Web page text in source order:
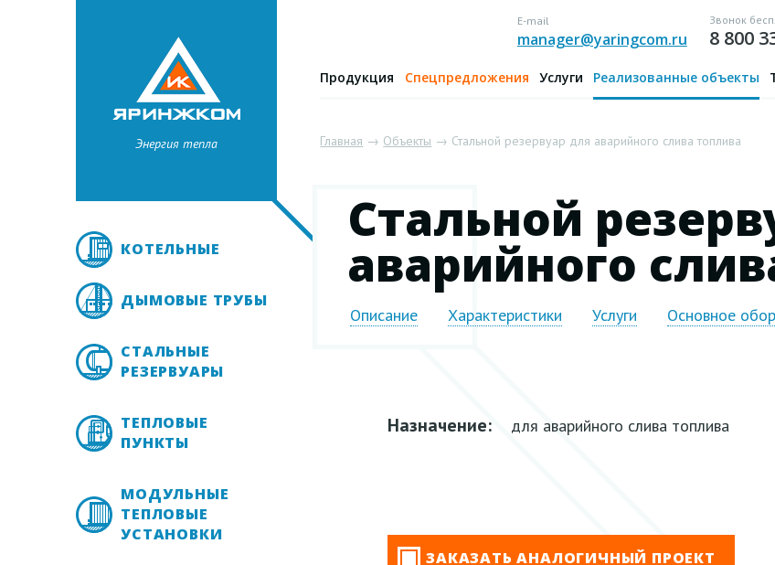
Энергия тепла
E-mail
manager@yaringcom.ru
Звонок
8 800
Продукция Спецпредложения Услуги Реализованные объекты
КОТЕЛЬНЫЕ
ДЫМОВЫЕ ТРУБЫ
СТАЛЬНЫЕ
РЕЗЕРВУАРЫ
ТЕПЛОВЫЕ
ПУНКТЫ
МОДУЛЬНЫЕ
ТЕПЛОВЫЕ
УСТАНОВКИ
Главная → Объекты → Стальной резервуар для аварийного слива топлива
Стальной
аварийного
Описание Характеристики Услуги Основное
Назначение: для аварийного слива топлива
ЗАКАЗАТЬ АНАЛОГИЧНЫЙ ПРОЕКТ